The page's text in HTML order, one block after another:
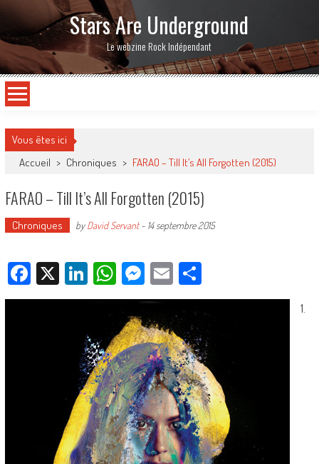
Stars Are Underground
Le webzine Rock Indépendant
Vous êtes ici
Accueil > Chroniques > FARAO – Till It’s All Forgotten (2015)
FARAO – Till It’s All Forgotten (2015)
Chroniques byDavid Servant- 14 septembre 2015
Facebook
X LinkedIn
WhatsApp
Messenger
EmailPartager
1.